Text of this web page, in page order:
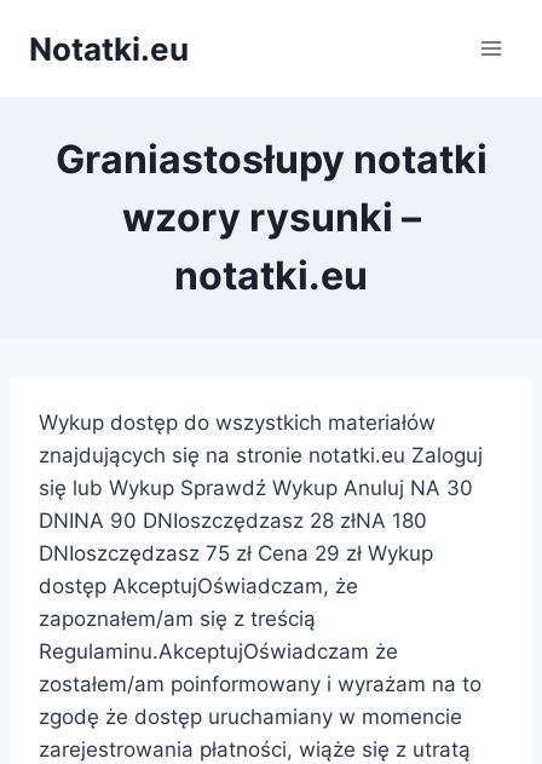
Notatki.eu
Graniastosłupy notatki
wzory rysunki –
notatki.eu
Wykup dostęp do wszystkich materiałów
znajdujących się na stronie notatki.eu Zaloguj
się lub Wykup Sprawdź Wykup Anuluj NA 30
DNINA 90 DNIoszczędzasz 28 złNA 180
DNIoszczędzasz 75 zł Cena 29 zł Wykup
dostęp AkceptujOświadczam, że
zapoznałem/am się z treścią
Regulaminu.AkceptujOświadczam że
zostałem/am poinformowany i wyrażam na to
zgodę że dostęp uruchamiany w momencie
zarejestrowania płatności, wiąże się z utratą